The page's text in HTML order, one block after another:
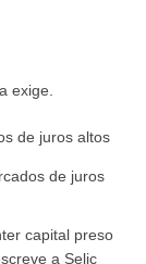
exige.
de juros altos
de juros
capital preso
a Selic